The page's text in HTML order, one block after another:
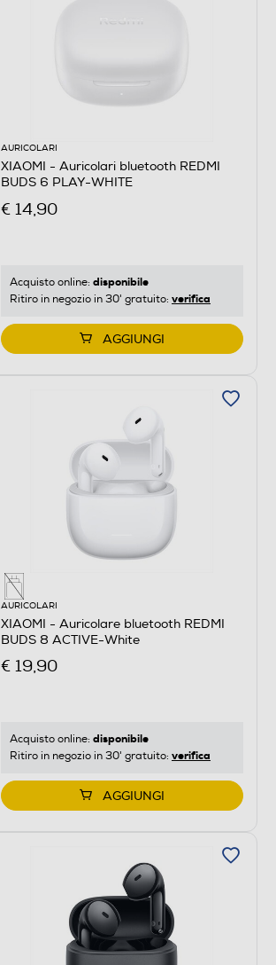
AURICOLARI
XIAOMI - Auricolari bluetooth REDMI
BUDS 6 PLAY-WHITE
€ 14,90
Acquisto online: disponibile
Ritiro in negozio in 30' gratuito: verifica
AGGIUNGI
AURICOLARI
XIAOMI - Auricolare bluetooth REDMI
BUDS 8 ACTIVE-White
€ 19,90
Acquisto online: disponibile
Ritiro in negozio in 30' gratuito: verifica
AGGIUNGI